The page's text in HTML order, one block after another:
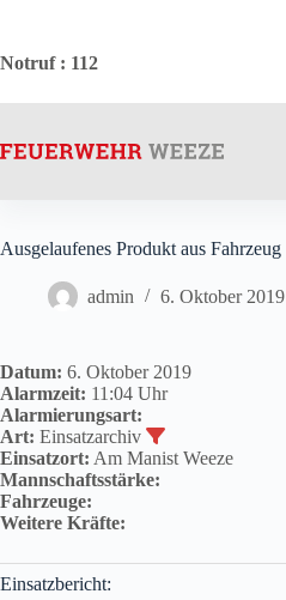
springen
Notruf: 112
Ausgelaufenes Produkt aus Fahrzeug
admin 6. Oktober 2019
Datum: 6. Oktober 2019
Alarmzeit: 11:04 Uhr
Alarmierungsart:
Art: Einsatzarchiv
Einsatzort: Am Manist Weeze
Mannschaftsstärke:
Fahrzeuge:
Weitere Kräfte:
Einsatzbericht: